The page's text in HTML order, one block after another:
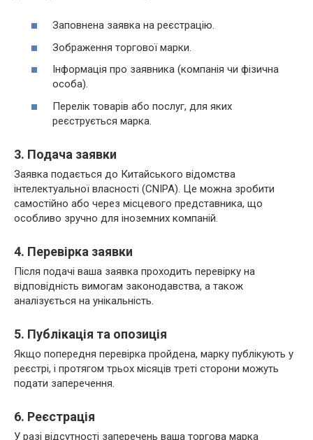
Заповнена заявка на реєстрацію.
Зображення торгової марки.
Інформація про заявника (компанія чи фізична
особа).
Перелік товарів або послуг, для яких
реєструється марка.
3. Подача заявки
Заявка подається до Китайського відомства
інтелектуальної власності (CNIPA). Це можна зробити
самостійно або через місцевого представника, що
особливо зручно для іноземних компаній.
4. Перевірка заявки
Після подачі ваша заявка проходить перевірку на
відповідність вимогам законодавства, а також
аналізується на унікальність.
5. Публікація та опозиція
Якщо попередня перевірка пройдена, марку публікують у
реєстрі, і протягом трьох місяців треті сторони можуть
подати заперечення.
6. Реєстрація
У разі відсутності заперечень ваша торгова марка